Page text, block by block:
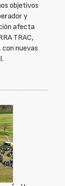
objetivos
y
afecta
TRAC,
nuevas